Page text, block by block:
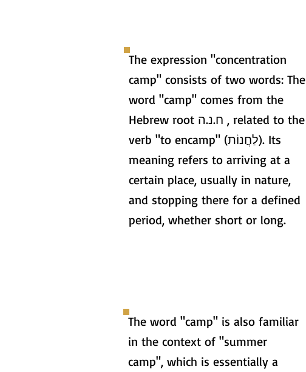
The expression "concentration
camp" consists of two words: The
word "camp" comes from the
Hebrew root ח.נ.ה , related to the
verb "to encamp" (לַחֲנוֹת). Its
meaning refers to arriving at a
certain place, usually in nature,
and stopping there for a defined
period, whether short or long.
The word "camp" is also familiar
in the context of "summer
camp", which is essentially a